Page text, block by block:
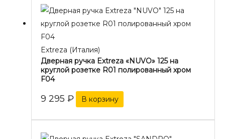
Extreza (Италия)
Дверная ручка Extreza «NUVO» 125 на
круглой розетке R01 полированный хром
F04
9 295 ₽ В корзину